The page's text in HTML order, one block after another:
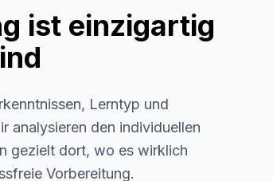
ist einzigartig
Lerntyp und
analysieren den individuellen
gezielt dort, wo es wirklich
Vorbereitung.